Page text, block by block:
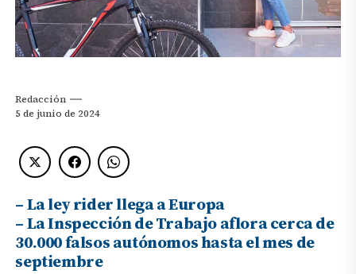
Redacción
5 de junio de 2024
– La ley rider llega a Europa
– La Inspección de Trabajo aflora cerca de
30.000 falsos autónomos hasta el mes de
septiembre